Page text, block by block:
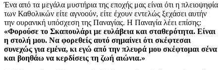
Ένα από τα μεγάλα μυστήρια της εποχής μας είναι ότι η πλειοψηφία
των Καθολικών είτε αγνοούν, είτε έχουν εντελώς ξεχάσει αυτήν
την ουρανική υπόσχεση της Παναγίας. Η Παναγία λέει επίσης:
«Φορούσε το Σκαπουλάρι με ευλάβεια και σταθερότητα. Είναι
η στολή μου. Να φορεθείς αυτό σημαίνει ότι σκέφτεσαι
συνεχώς για εμένα, κι εγώ από την πλευρά μου σκέφτομαι σένα
και βοηθάω να κερδίσεις τη ζωή αιώνια.»